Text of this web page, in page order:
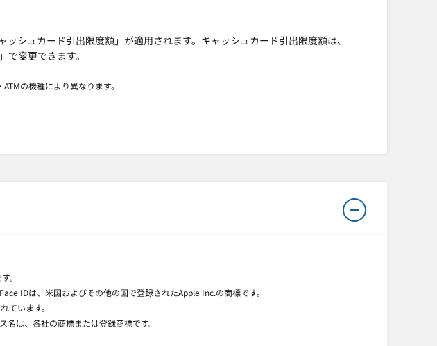
ッシュカード引出限度額」が適用されます。キャッシュカード引出限度額は、
変更できます。
の機種により異なります。
。
IDは、米国およびその他の国で登録されたApple Inc.の商標です。
ています。
は、各社の商標または登録商標です。